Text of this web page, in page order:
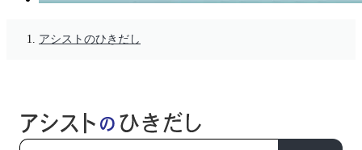
アシストのひきだし